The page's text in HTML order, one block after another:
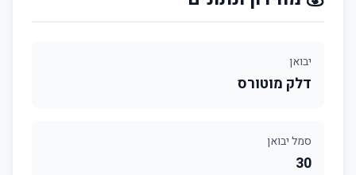
יבואן
דלק מוטורס
סמל יבואן
30